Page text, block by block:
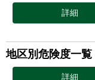
詳細
地区別危険度一覧
詳細